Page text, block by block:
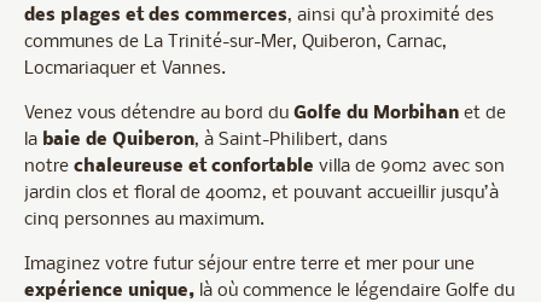
des plages et des commerces, ainsi qu’à proximité des
communes de La Trinité-sur-Mer, Quiberon, Carnac,
Locmariaquer et Vannes.
Venez vous détendre au bord du Golfe du Morbihan et de
la baie de Quiberon, à Saint-Philibert, dans
notre chaleureuse et confortable villa de 90m2 avec son
jardin clos et floral de 400m2, et pouvant accueillir jusqu’à
cinq personnes au maximum.
Imaginez votre futur séjour entre terre et mer pour une
expérience unique, là où commence le légendaire Golfe du